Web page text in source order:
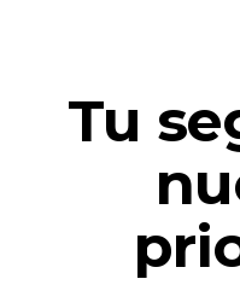
Tu